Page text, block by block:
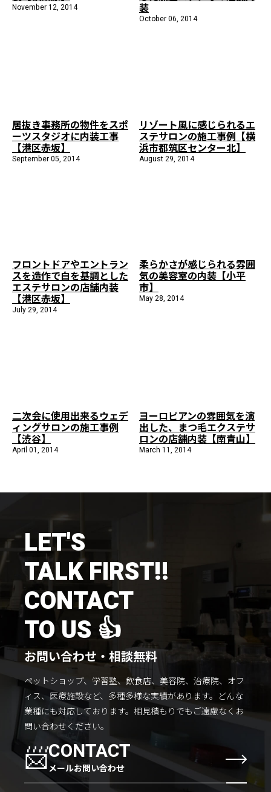
November 12, 2014 装
October 06, 2014
居抜き事務所の物件をスポ
ーツスタジオに内装工事
【港区赤坂】
September 05, 2014
リゾート風に感じられるエ
ステサロンの施工事例【横
浜市都筑区センター北】
August 29, 2014
フロントドアやエントラン
スを造作で白を基調とした
エステサロンの店舗内装
【港区赤坂】
July 29, 2014
柔らかさが感じられる雰囲
気の美容室の内装【小平
市】
May 28, 2014
二次会に使用出来るウェデ
ィングサロンの施工事例
【渋谷】
April 01, 2014
ヨーロピアンの雰囲気を演
出した、まつ毛エクステサ
ロンの店舗内装【南青山】
March 11, 2014
LET'S
TALK FIRST!!
CONTACT
TO US 👍
お問い合わせ・相談無料
ペットショップ、学習塾、飲食店、美容院、治療院、オフ
ィス、医療施設など、多種多様な実績があります。 どんな
業種にも対応しております。 相見積もりでもご遠慮なくお
問い合わせください。
📨CONTACT
メールお問い合わせ